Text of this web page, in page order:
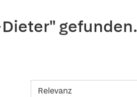
gefunden.